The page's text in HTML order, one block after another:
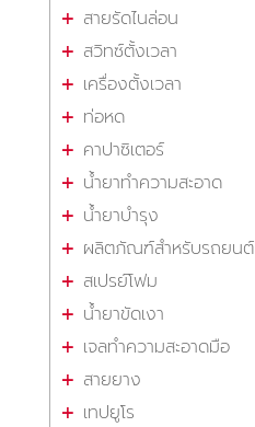
สายรัดไนล่อน
สวิทซ์ตั้งเวลา
เครื่องตั้งเวลา
ท่อหด
คาปาซิเตอร์
น้ำยาทำความสะอาด
น้ำยาบำรุง
ผลิตภัณฑ์สำหรับรถยนต์
สเปรย์โฟม
น้ำยาขัดเงา
เจลทำความสะอาดมือ
สายยาง
เทปยูโร